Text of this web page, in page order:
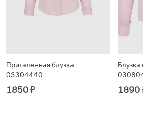
Приталенная блузка
03304440
1850₽ 1890